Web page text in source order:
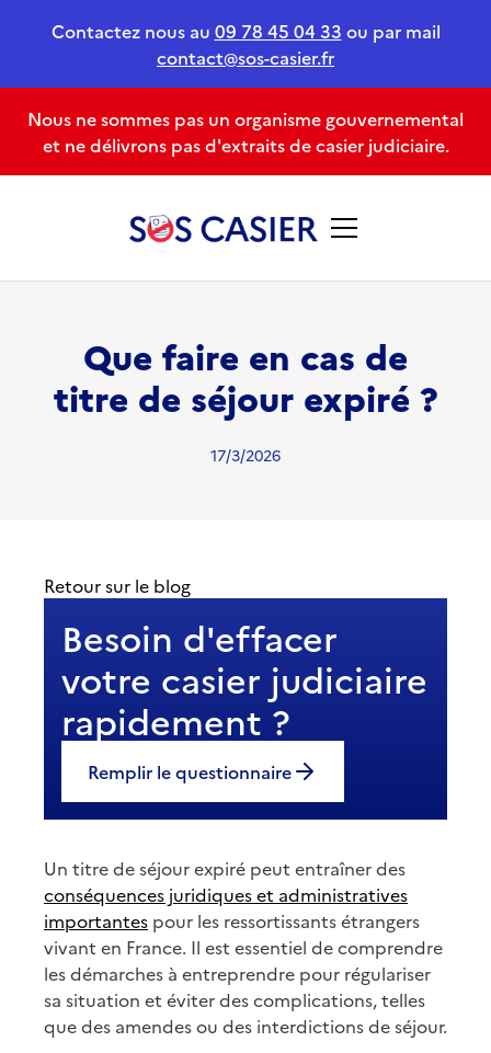
Contactez nous au 09 78 45 04 33 ou par mail
contact@sos-casier.fr
Nous ne sommes pas un organisme gouvernemental
et ne délivrons pas d'extraits de casier judiciaire.
Que faire en cas de
titre de séjour expiré ?
17/3/2026
Retour sur le blog
Besoin d'effacer
votre casier judiciaire
rapidement ?
Remplir le questionnaire
Un titre de séjour expiré peut entraîner des
conséquences juridiques et administratives
importantes pour les ressortissants étrangers
vivant en France. Il est essentiel de comprendre
les démarches à entreprendre pour régulariser
sa situation et éviter des complications, telles
que des amendes ou des interdictions de séjour.